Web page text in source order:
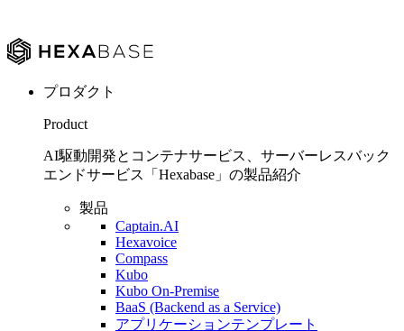
プロダクト
Product
AI駆動開発とコンテナサービス、サーバーレスバック
エンドサービス「Hexabase」の製品紹介
製品
Captain.AI
Hexavoice
Compass
Kubo
Kubo On-Premise
BaaS (Backend as a Service)
アプリケーションテンプレート